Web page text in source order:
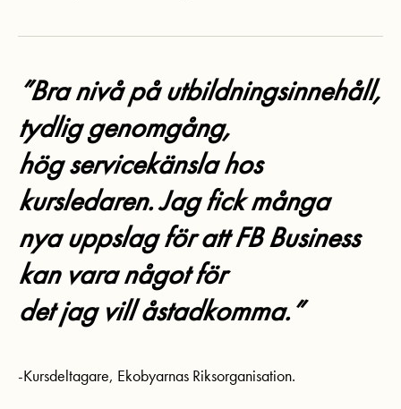
”Bra nivå på utbildningsinnehåll,
tydlig genomgång,
hög servicekänsla hos
kursledaren. Jag fick många
nya uppslag för att FB Business
kan vara något för
det jag vill åstadkomma.”
-Kursdeltagare, Ekobyarnas Riksorganisation.